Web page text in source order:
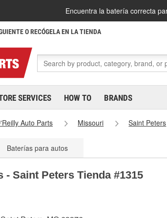
Encuentra la batería correcta
O RECÓGELA EN LA TIENDA
SERVICES HOW TO BRANDS
Auto Parts Missouri Saint Peters
Baterías para autos
- Saint Peters Tienda #1315